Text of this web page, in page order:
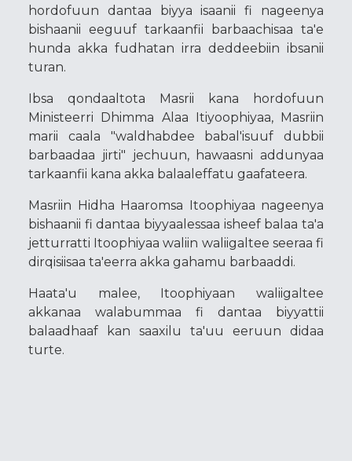
hordofuun dantaa biyya isaanii fi nageenya
bishaanii eeguuf tarkaanfii barbaachisaa ta'e
hunda akka fudhatan irra deddeebiin ibsanii
turan.
Ibsa qondaaltota Masrii kana hordofuun
Ministeerri Dhimma Alaa Itiyoophiyaa, Masriin
marii caala "waldhabdee babal'isuuf dubbii
barbaadaa jirti" jechuun, hawaasni addunyaa
tarkaanfii kana akka balaaleffatu gaafateera.
Masriin Hidha Haaromsa Itoophiyaa nageenya
bishaanii fi dantaa biyyaalessaa isheef balaa ta'a
jetturratti Itoophiyaa waliin waliigaltee seeraa fi
dirqisiisaa ta'eerra akka gahamu barbaaddi.
Haata'u malee, Itoophiyaan waliigaltee
akkanaa walabummaa fi dantaa biyyattii
balaadhaaf kan saaxilu ta'uu eeruun didaa
turte.